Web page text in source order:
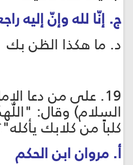
ج. إنّا لله وإنّ إليه
د. ما هكذا الظن بك
19. على من دعا
السلام) وقال:
كلباً من كلابك
أ. مروان ابن الحكم